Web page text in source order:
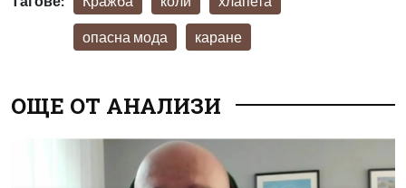
опасна мода каране
ОЩЕ ОТ АНАЛИЗИ